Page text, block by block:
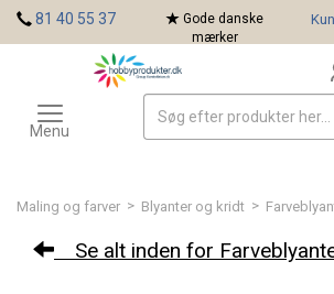
Maling og farver > Blyanter og kridt >
Se alt inden for
81 40 55 37
Gode danske
mærker
Toggle
navigation
Menu
Mærker